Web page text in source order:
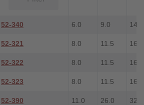
52-340 6.0 9.0 14.0
52-321 8.0 11.5 16.0
52-322 8.0 11.5 16.0
52-323 8.0 11.5 16.0
52-390 11.0 26.0 32.0